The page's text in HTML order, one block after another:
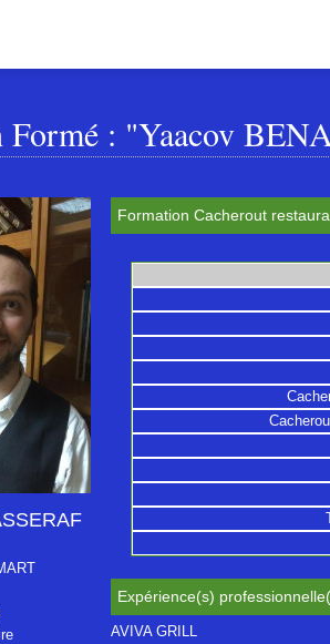
Formé : "Yaacov
Formation Cacherout
Expérience(s)
AVIVA GRILL